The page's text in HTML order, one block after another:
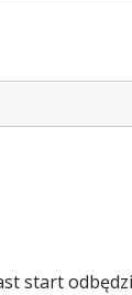
start